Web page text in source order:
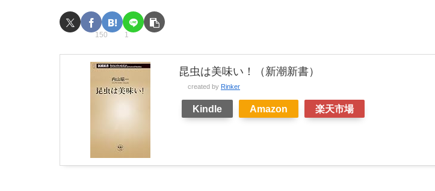
150 1
昆虫は美味い！（新潮新書）
created by Rinker
Kindle Amazon 楽天市場